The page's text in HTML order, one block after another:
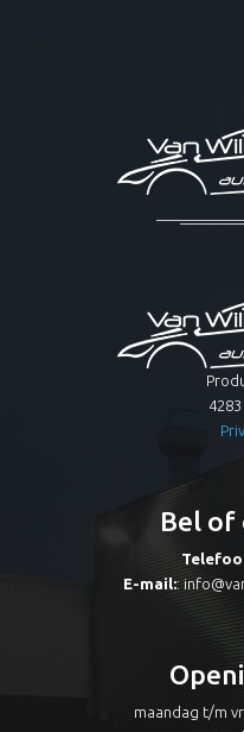
Bel of
E-mail::
maandag t/m